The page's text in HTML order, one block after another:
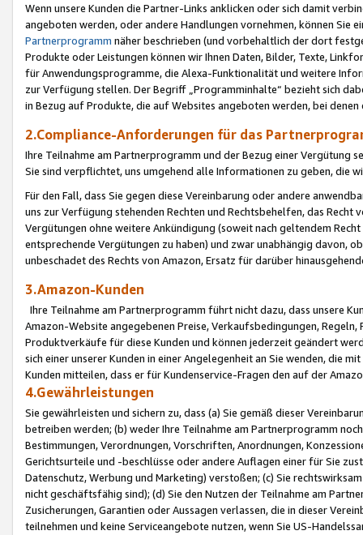
Wenn unsere Kunden die Partner-Links anklicken oder sich damit
angeboten werden, oder andere Handlungen vornehmen, können Sie
Partnerprogramm näher beschrieben (und vorbehaltlich der dort
Produkte oder Leistungen können wir Ihnen Daten, Bilder, Texte,
für Anwendungsprogramme, die Alexa-Funktionalität und weitere
zur Verfügung stellen. Der Begriff „Programminhalte“ bezieht sich
in Bezug auf Produkte, die auf Websites angeboten werden, bei
2.Compliance-Anforderungen für das
Ihre Teilnahme am Partnerprogramm und der Bezug einer Vergütung
Sie sind verpflichtet, uns umgehend alle Informationen zu geben, die
Für den Fall, dass Sie gegen diese Vereinbarung oder andere
uns zur Verfügung stehenden Rechten und Rechtsbehelfen, das
Vergütungen ohne weitere Ankündigung (soweit nach geltendem
entsprechende Vergütungen zu haben) und zwar unabhängig davon,
unbeschadet des Rechts von Amazon, Ersatz für darüber
3.Amazon-Kunden
Ihre Teilnahme am Partnerprogramm führt nicht dazu, dass unsere
Amazon-Website angegebenen Preise, Verkaufsbedingungen,
Produktverkäufe für diese Kunden und können jederzeit geändert
sich einer unserer Kunden in einer Angelegenheit an Sie wenden, die
Kunden mitteilen, dass er für Kundenservice-Fragen den auf der
4.Gewährleistungen
Sie gewährleisten und sichern zu, dass (a) Sie gemäß dieser
betreiben werden; (b) weder Ihre Teilnahme am Partnerprogramm
Bestimmungen, Verordnungen, Vorschriften, Anordnungen,
Gerichtsurteile und -beschlüsse oder andere Auflagen einer für Sie
Datenschutz, Werbung und Marketing) verstoßen; (c) Sie
nicht geschäftsfähig sind); (d) Sie den Nutzen der Teilnahme am
Zusicherungen, Garantien oder Aussagen verlassen, die in dieser
teilnehmen und keine Serviceangebote nutzen, wenn Sie US-